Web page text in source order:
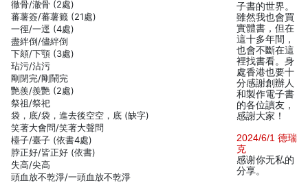
徹骨/澈骨 (2處)
蕃薯簽/蕃薯籤 (21處)
一徑/一逕 (4處)
盡絆倒/儘絆倒
下頦/下顎 (3處)
玷污/沾污
剛閉完/剛鬧完
艷羨/羨艷 (2處)
祭祖/祭祀
袋，底/袋，進去後空空，底 (缺字)
笑著大會問/笑著大聲問
檯子/臺子 (依書4處)
脖正好/皆正好 (依書)
失高/尖高
頭血放不乾淨/一頭血放不乾淨
子書的世界。
雖然我也會買
實體書，但在
這十多年間，
也會不斷在這
裡找書看。身
處香港也要十
分感謝創辦人
和製作電子書
的各位讀友，
感謝大家！
2024/6/1 德瑞
克
感谢你无私的
分享。